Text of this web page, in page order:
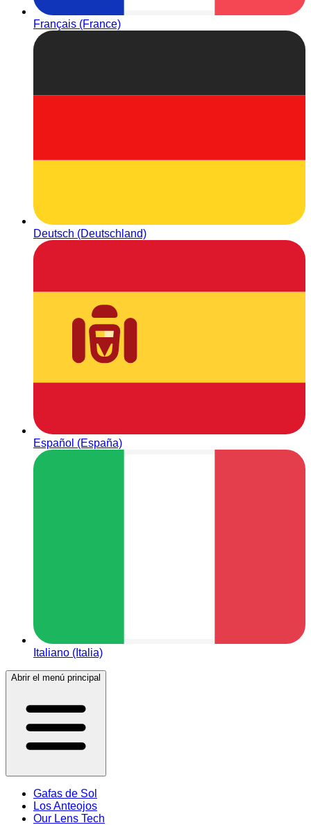
Français (France)
Deutsch (Deutschland)
Español (España)
Italiano (Italia)
Abrir el menú principal
Gafas de Sol
Los Anteojos
Our Lens Tech